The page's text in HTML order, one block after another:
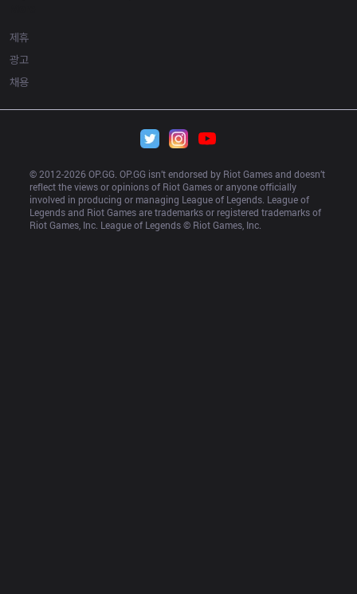
제휴
광고
채용
© 2012-2026 OP.GG. OP.GG isn’t endorsed by Riot Games and doesn’t
reflect the views or opinions of Riot Games or anyone officially
involved in producing or managing League of Legends. League of
Legends and Riot Games are trademarks or registered trademarks of
Riot Games, Inc. League of Legends © Riot Games, Inc.